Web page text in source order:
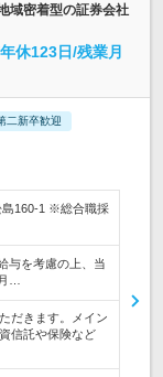
域密着型の証券会社
休123日/残業月
二新卒歓迎
島160-1 ※総合職採
与を考慮の上、当
…
だきます。メイン
信託や保険など